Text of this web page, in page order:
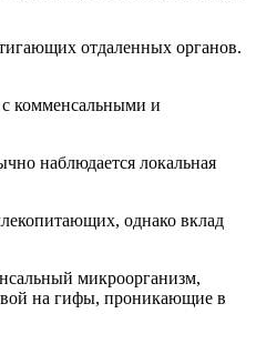
отдаленных органов.
комменсальными и
наблюдается локальная
однако вклад
микроорганизм,
на гифы, проникающие в